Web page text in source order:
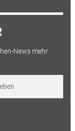
News mehr